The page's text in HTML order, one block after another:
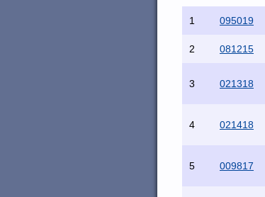
1 095019
2 081215
3 021318
4 021418
5 009817